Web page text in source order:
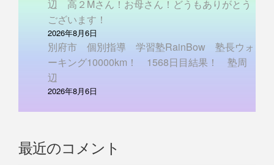
辺 高２Mさん！お母さん！どうもありがとう
ございます！
2026年8月6日
別府市 個別指導 学習塾RainBow 塾長ウォ
ーキング10000km！ 1568日目結果！ 塾周
辺
2026年8月6日
最近のコメント